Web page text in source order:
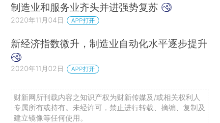
制造业和服务业齐头并进强势复苏
2020年11月04日 APP打开
新经济指数微升，制造业自动化水平逐步提升
2020年11月02日 APP打开
财新网所刊载内容之知识产权为财新传媒及/或相关权利人
专属所有或持有。未经许可，禁止进行转载、摘编、复制及
建立镜像等任何使用。